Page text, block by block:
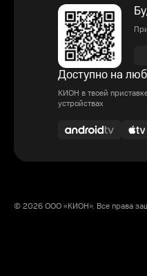
Доступно на
КИОН в твоей
устройствах
© 2026 ООО «КИОН». Все права